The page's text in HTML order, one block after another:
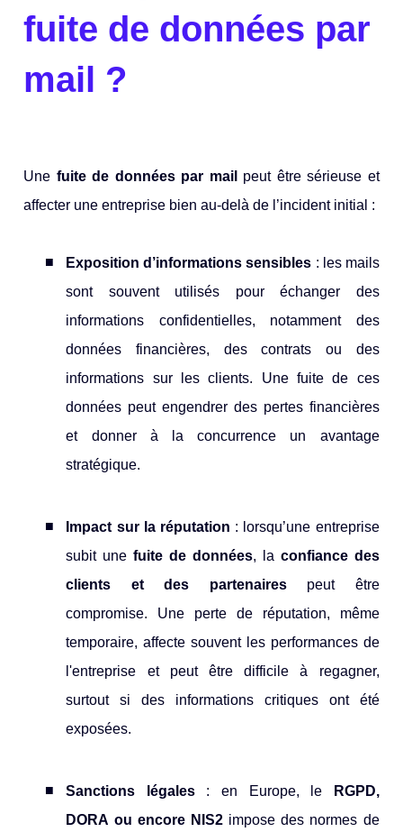
fuite de données par
mail ?
Une fuite de données par mail
peut être sérieuse et
affecter une entreprise bien au-delà de l’incident initial :
Exposition d’informations sensibles : les mails
sont souvent utilisés pour échanger des
informations confidentielles, notamment des
données financières, des contrats ou des
informations sur les clients. Une fuite de ces
données peut engendrer des pertes financières
et donner à la concurrence un avantage
stratégique.
Impact sur la réputation : lorsqu’une entreprise
subit unefuite de données, la confiance des
clients et des partenairespeut être
compromise. Une perte de réputation, même
temporaire, affecte souvent les performances de
l'entreprise et peut être difficile à regagner,
surtout si des informations critiques ont été
exposées.
Sanctions légales: en Europe, le
RGPD,
DORA ou encore NIS2 impose des normes de